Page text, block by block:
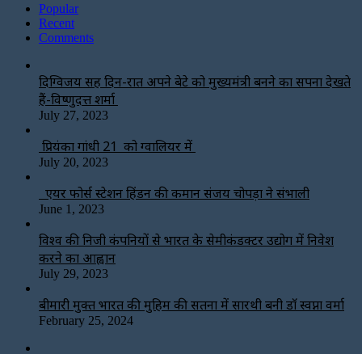
Popular
Recent
Comments
दिग्विजय सिंह दिन-रात अपने बेटे को मुख्यमंत्री बनने का सपना देखते
हैं-विष्णुदत्त शर्मा
July 27, 2023
प्रियंका गांधी 21 को ग्वालियर में
July 20, 2023
एयर फोर्स स्टेशन हिंडन की कमान संजय चोपड़ा ने संभाली
June 1, 2023
विश्‍व की निजी कंपनियों से भारत के सेमीकंडक्टर उद्योग में निवेश
करने का आह्वान
July 29, 2023
बीमारी मुक्त भारत की मुहिम की सतना में सारथी बनी डाॅ स्वप्ना वर्मा
February 25, 2024